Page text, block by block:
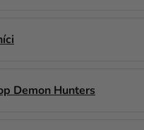
Demon Hunters